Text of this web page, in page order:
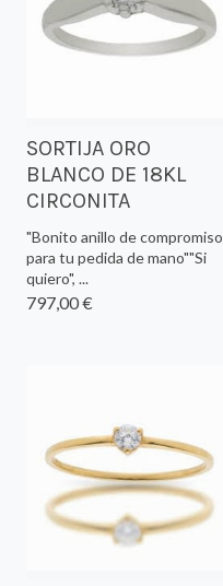
SORTIJA ORO
BLANCO DE 18KL
CIRCONITA
"Bonito anillo de compromiso
para tu pedida de mano""Si
quiero", ...
797,00 €